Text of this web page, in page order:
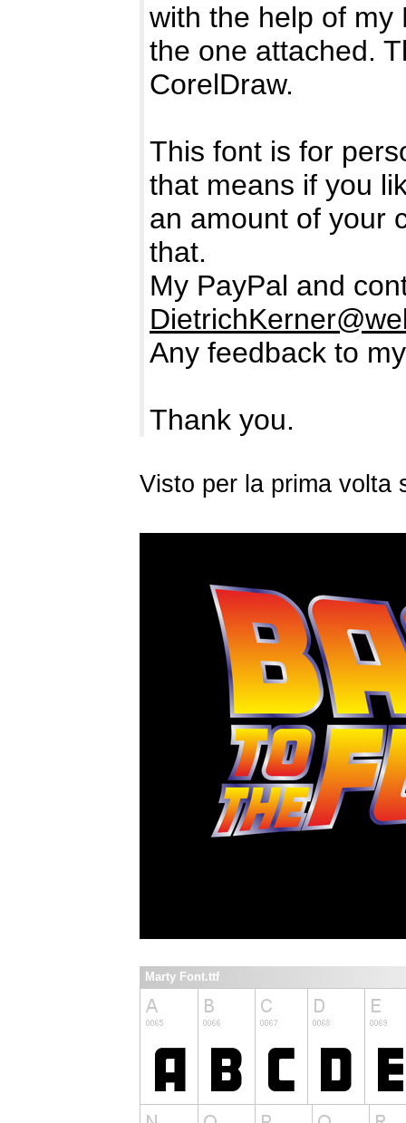
with the help of my
the one attached.
CorelDraw.
This font is for
that means if you
an amount of your
that.
My PayPal and
Any feedback to
Thank you.
Visto per la prima volta
Marty Font.ttf